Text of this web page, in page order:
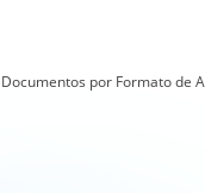
Documentos por Formato de